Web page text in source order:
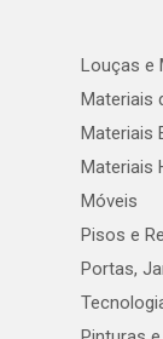
Louças e
Materiais
Materiais
Materiais
Móveis
Pisos e
Portas,